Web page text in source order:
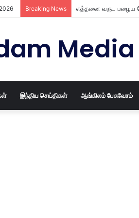
Breaking News எத்தனை வருட பழைய
Media
இந்திய செய்திகள் ஆங்கிலம் பேசுவோம்